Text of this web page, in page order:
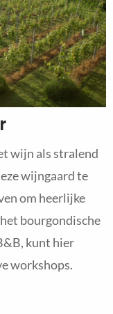
wijn als stralend
wijngaard te
om heerlijke
bourgondische
kunt hier
workshops.